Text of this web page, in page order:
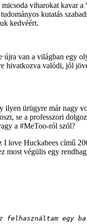
viharokat kavar a
kutatás
kedvéért.
újra van a világban egy
hivatkozva valódi, jól
ilyen ürügyre már nagy
se a professzori
a #MeToo-ról szól?
love Huckabees című
most végülis egy
felhasználtam egy